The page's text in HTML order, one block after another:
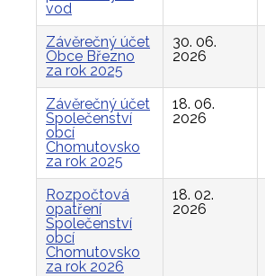
vod
Závěrečný účet
Obce Březno
za rok 2025
30. 06.
2026
Závěrečný účet
Společenství
obcí
Chomutovsko
za rok 2025
18. 06.
2026
Rozpočtová
opatření
Společenství
obcí
Chomutovsko
za rok 2026
18. 02.
2026